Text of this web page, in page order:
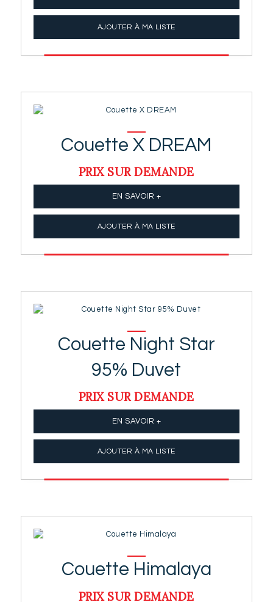
AJOUTER À MA LISTE
Couette X DREAM
PRIX SUR DEMANDE
EN SAVOIR +
AJOUTER À MA LISTE
Couette Night Star
95% Duvet
PRIX SUR DEMANDE
EN SAVOIR +
AJOUTER À MA LISTE
Couette Himalaya
PRIX SUR DEMANDE